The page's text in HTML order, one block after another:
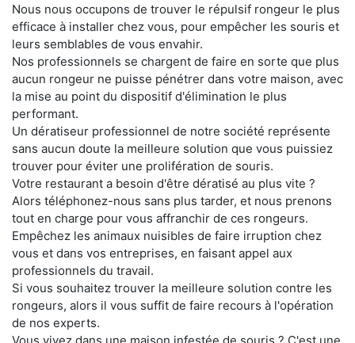
Nous nous occupons de trouver le répulsif rongeur le plus
efficace à installer chez vous, pour empêcher les souris et
leurs semblables de vous envahir.
Nos professionnels se chargent de faire en sorte que plus
aucun rongeur ne puisse pénétrer dans votre maison, avec
la mise au point du dispositif d'élimination le plus
performant.
Un dératiseur professionnel de notre société représente
sans aucun doute la meilleure solution que vous puissiez
trouver pour éviter une prolifération de souris.
Votre restaurant a besoin d'être dératisé au plus vite ?
Alors téléphonez-nous sans plus tarder, et nous prenons
tout en charge pour vous affranchir de ces rongeurs.
Empêchez les animaux nuisibles de faire irruption chez
vous et dans vos entreprises, en faisant appel aux
professionnels du travail.
Si vous souhaitez trouver la meilleure solution contre les
rongeurs, alors il vous suffit de faire recours à l'opération
de nos experts.
Vous vivez dans une maison infestée de souris ? C'est une